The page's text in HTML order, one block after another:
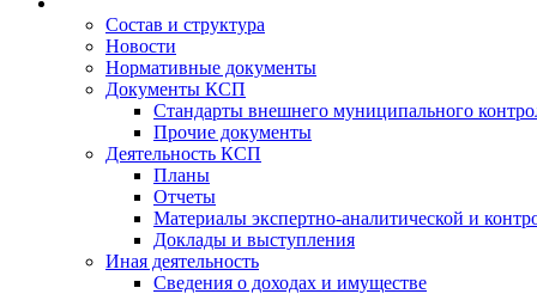
Состав и структура
Новости
Нормативные документы
Документы КСП
Стандарты внешнего муниципального
Прочие документы
Деятельность КСП
Планы
Отчеты
Материалы экспертно-аналитической и
Доклады и выступления
Иная деятельность
Сведения о доходах и имуществе